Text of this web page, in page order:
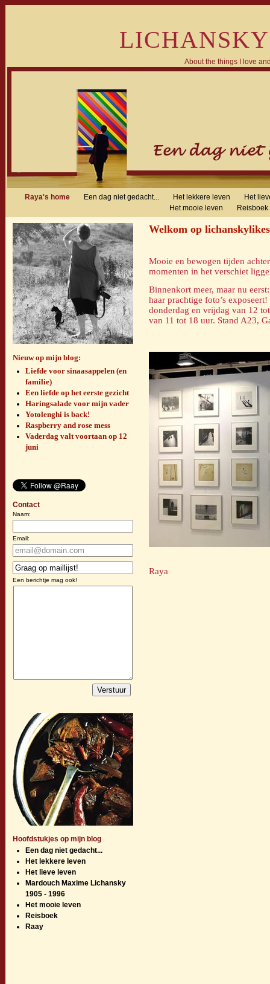
About the things I love
Raya's home Een dag niet gedacht... Het lekkere leven
Het
Het mooie leven
Reisboek
Nieuw op mijn blog:
Liefde voor sinaasappelen (en
familie)
Een liefde op het eerste gezicht
Haringsalade voor mijn vader
Yotolenghi is back!
Raspberry and rose mess
Vaderdag valt voortaan op 12
juni
Contact
Naam:
Email:
Een berichtje mag ook!
Hoofdstukjes op mijn blog
Een dag niet gedacht...
Het lekkere leven
Het lieve leven
Mardouch Maxime Lichansky
1905 - 1996
Het mooie leven
Reisboek
Raay
Welkom op
Mooie en bewogen tijden
momenten in het verschiet
Binnenkort meer, maar nu
haar prachtige foto’s
donderdag en vrijdag van 12
van 11 tot 18 uur. Stand A23,
Raya